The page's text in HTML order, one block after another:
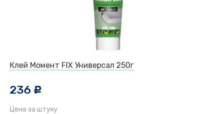
Клей Момент FIX Универсал 250г
236 c
Цена за штуку